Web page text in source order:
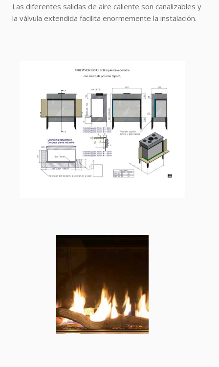
Las diferentes salidas de aire caliente son canalizables y
la válvula extendida facilita enormemente la instalación.